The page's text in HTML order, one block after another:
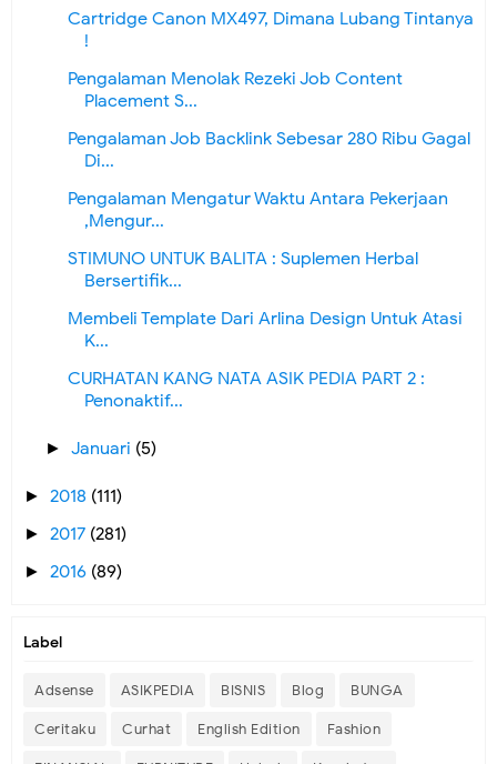
Cartridge Canon MX497, Dimana Lubang Tintanya
!
Pengalaman Menolak Rezeki Job Content
Placement S...
Pengalaman Job Backlink Sebesar 280 Ribu Gagal
Di...
Pengalaman Mengatur Waktu Antara Pekerjaan
,Mengur...
STIMUNO UNTUK BALITA : Suplemen Herbal
Bersertifik...
Membeli Template Dari Arlina Design Untuk Atasi
K...
CURHATAN KANG NATA ASIK PEDIA PART 2 :
Penonaktif...
►Januari (5)
► 2018 (111)
► 2017 (281)
► 2016 (89)
Label
Adsense ASIKPEDIA BISNIS Blog BUNGA
Ceritaku Curhat English Edition Fashion